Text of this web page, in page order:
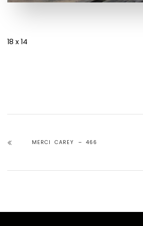
18 x 14
MERCI CAREY – 466